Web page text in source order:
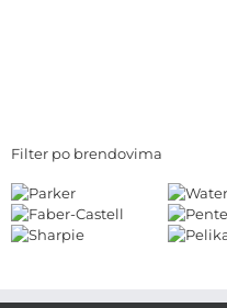
Filter po brendovima